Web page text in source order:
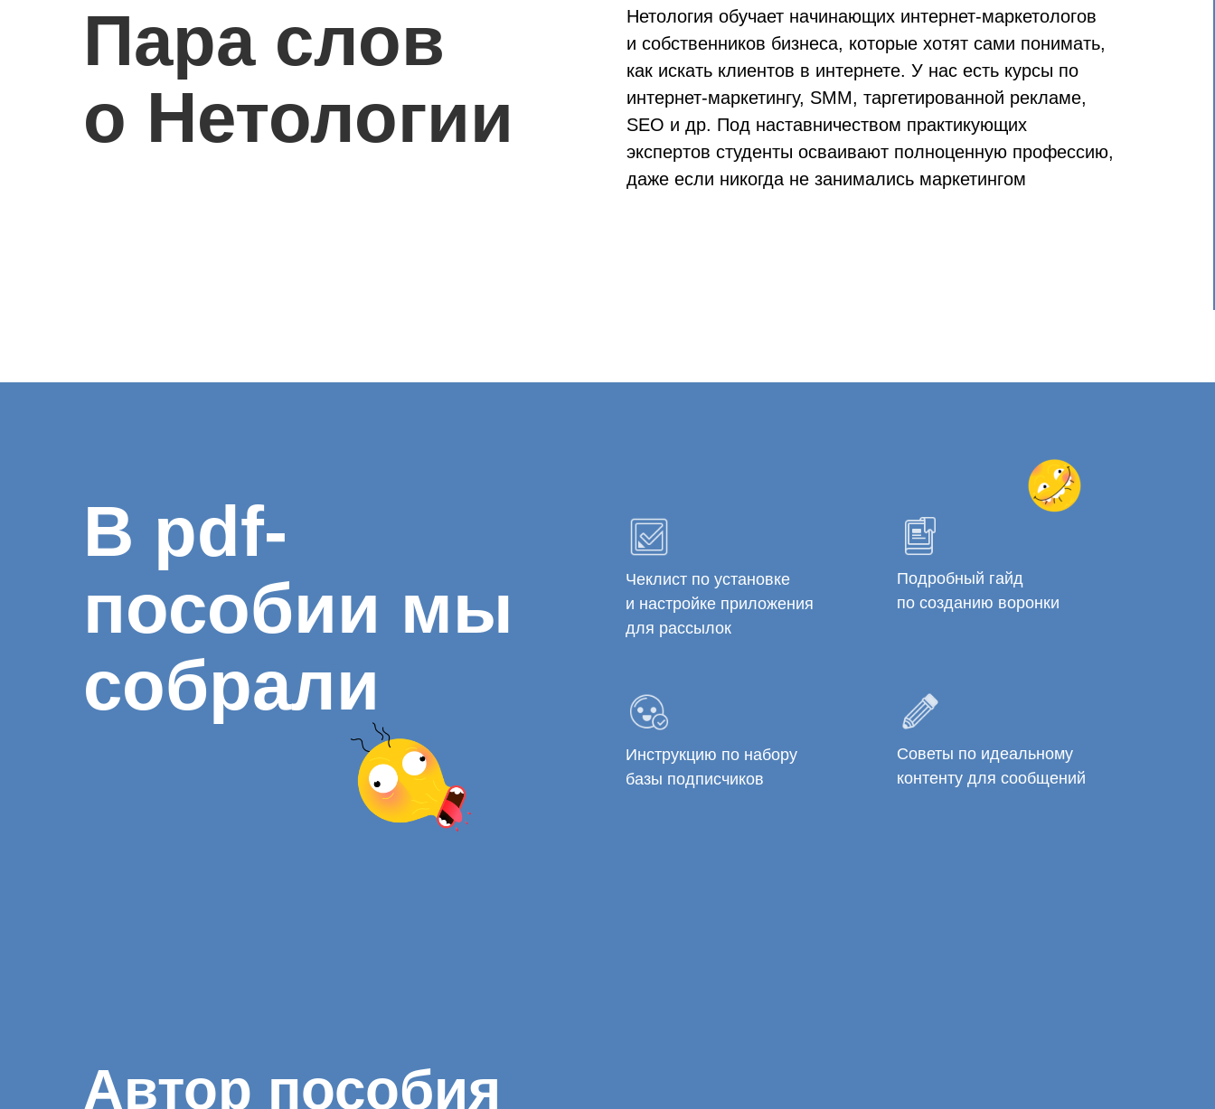
Пара слов
о Нетологии
Нетология обучает начинающих интернет-маркетологов
и собственников бизнеса, которые хотят сами понимать,
как искать клиентов в интернете. У нас есть курсы по
интернет-маркетингу, SMM, таргетированной рекламе,
SEO и др. Под наставничеством практикующих
экспертов студенты осваивают полноценную профессию,
даже если никогда не занимались маркетингом
Чеклист по установке
и настройке приложения
для рассылок
В pdf-
пособии мы
собрали
Инструкцию по набору
базы подписчиков
Подробный гайд
по созданию воронки
Советы по идеальному
контенту для сообщений
Автор пособия